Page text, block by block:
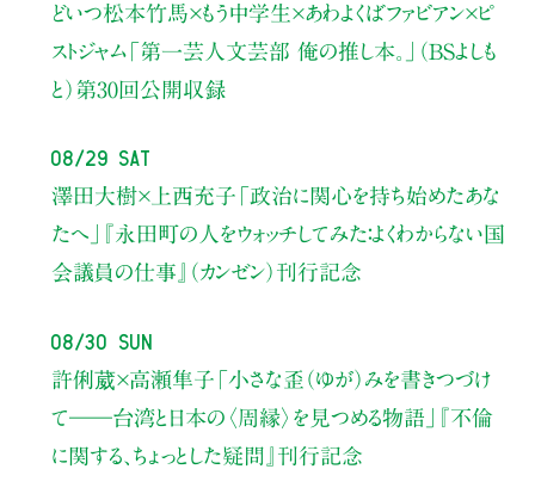
どいつ松本竹馬×もう中学生×あわよくばファビアン×ピ
ストジャム「第一芸人文芸部 俺の推し本。」（BSよしも
と） 第30回公開収録
08/29 Sat
澤田大樹×上西充子 「政治に関心を持ち始めたあな
たへ」
『永田町の人をウォッチしてみた：よくわからない国
会議員の仕事』（カンゼン）刊行記念
08/30 Sun
許俐葳×高瀬隼子 「小さな歪（ゆが）みを書きつづけ
て――台湾と日本の〈周縁〉を見つめる物語」
『不倫
に関する、ちょっとした疑問』刊行記念